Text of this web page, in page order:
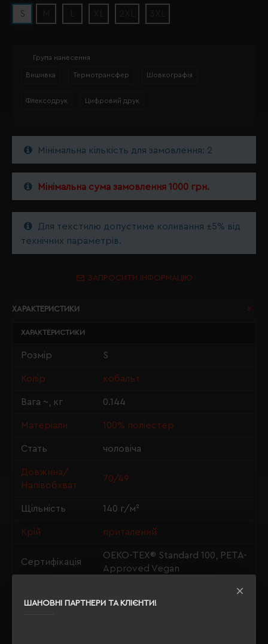
ШАНОВНІ ПАРТНЕРИ ТА КЛІЄНТИ!
S
Група нанесення
Вишивка Термотрансфер Шовкографія
Флексодрук Цифровий друк
Мінімальна кількість для замовлення: 2
Мінімальна сума замовлення 1000 грн.
Для текстилю допустиме коливання ±5% від
технічних параметрів.
ЗАПРОСИТИ ІНФОРМАЦІЮ
ХАРАКТЕРИСТИКИ
ХАРАКТЕРИСТИКИ
Розмір S
Колір кобальт
Вага ~, кг 0.144
Матеріали 100% поліестер
Стать чоловіча
Довжина/
Напівобхват
70/49
Щільність 140 г/м²
Крій приталений
Сертифікація
OEKO-TEX® Standard 100, PETA-
Approved Vegan